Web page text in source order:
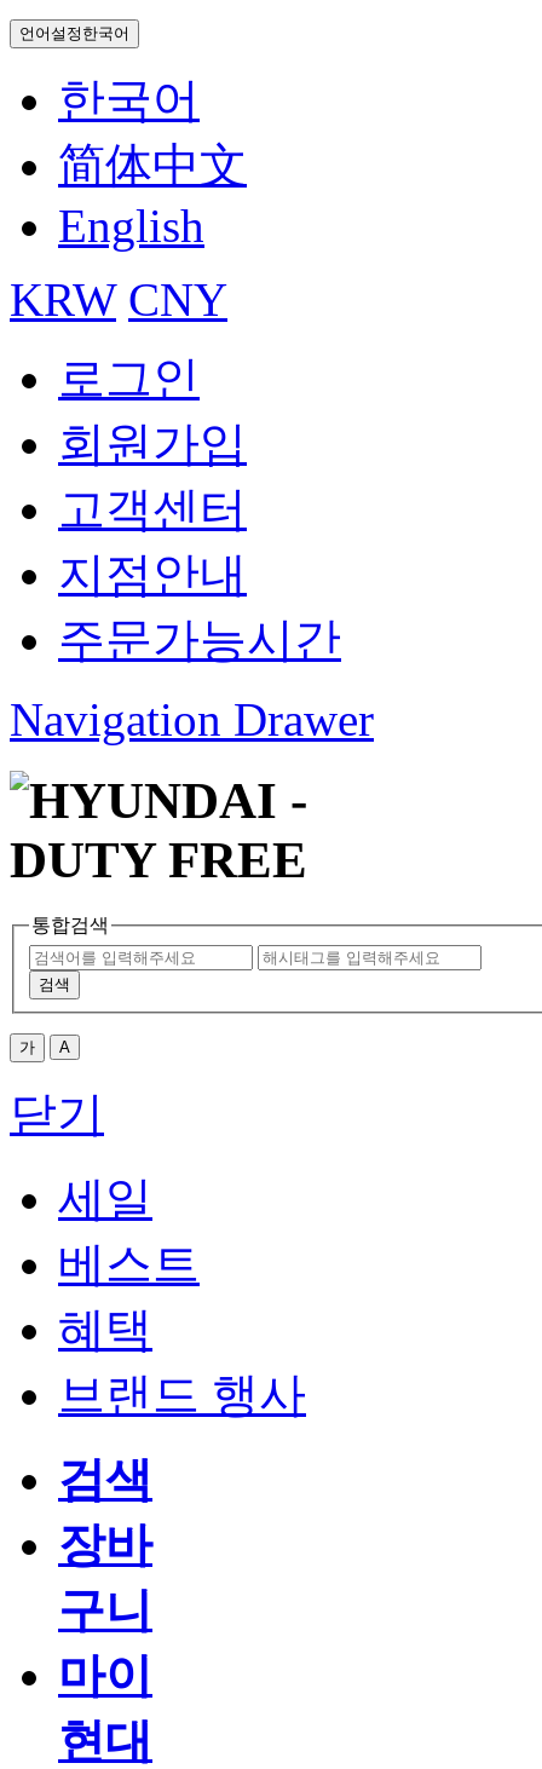
언어설정 한국어
한국어
简体中文
English
KRW CNY
로그인
회원가입
고객센터
지점안내
주문가능시간
Navigation Drawer
통합검색
검색
가 A
닫기
세일
베스트
혜택
브랜드 행사
검색
장바
구니
마이
현대